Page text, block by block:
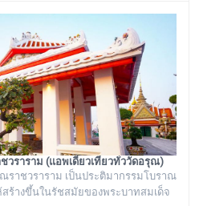
อนุสาวรีย์สำคัญของวัดอรุณ
ายโบราณสีเขียวแบบจีน ซึ่งเป็นสถาน
ดีย์ (อุ่ม) อดีตเจ้าอาวาสวัดอรุณ
วราราม (แอพเดียวเที่ยวทั่ววัดอรุณ)
ราชวราราม เป็นประติมากรรมโบราณ
ร้างขึ้นในรัชสมัยของพระบาทสมเด็จ